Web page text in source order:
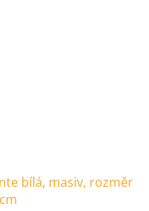
bílá, masiv, rozměr